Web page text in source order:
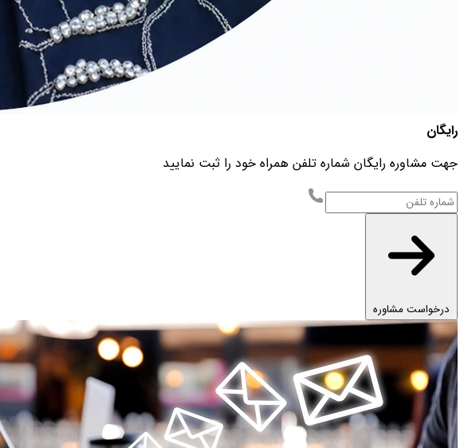
رایگان
جهت مشاوره رایگان شماره تلفن همراه خود را ثبت نمایید
درخواست مشاوره